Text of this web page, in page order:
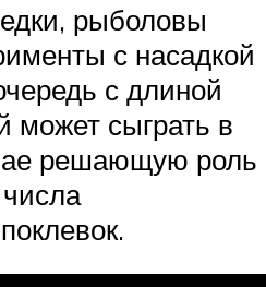
рыболовы
с насадкой
с длиной
может сыграть в
решающую роль